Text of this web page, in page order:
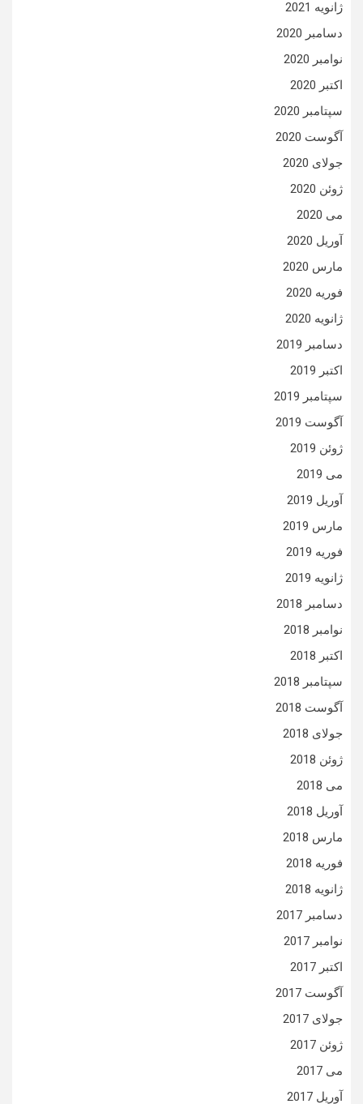
ژانویه 2021
دسامبر 2020
نوامبر 2020
اکتبر 2020
سپتامبر 2020
آگوست 2020
جولای 2020
ژوئن 2020
می 2020
آوریل 2020
مارس 2020
فوریه 2020
ژانویه 2020
دسامبر 2019
اکتبر 2019
سپتامبر 2019
آگوست 2019
ژوئن 2019
می 2019
آوریل 2019
مارس 2019
فوریه 2019
ژانویه 2019
دسامبر 2018
نوامبر 2018
اکتبر 2018
سپتامبر 2018
آگوست 2018
جولای 2018
ژوئن 2018
می 2018
آوریل 2018
مارس 2018
فوریه 2018
ژانویه 2018
دسامبر 2017
نوامبر 2017
اکتبر 2017
آگوست 2017
جولای 2017
ژوئن 2017
می 2017
آوریل 2017